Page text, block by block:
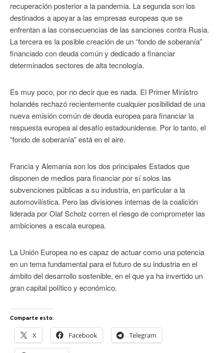
recuperación posterior a la pandemia. La segunda son los
destinados a apoyar a las empresas europeas que se
enfrentan a las consecuencias de las sanciones contra Rusia.
La tercera es la posible creación de un “fondo de soberanía”
financiado con deuda común y dedicado a financiar
determinados sectores de alta tecnología.
Es muy poco, por no decir que es nada. El Primer Ministro
holandés rechazó recientemente cualquier posibilidad de una
nueva emisión común de deuda europea para financiar la
respuesta europea al desafío estadounidense. Por lo tanto, el
“fondo de soberanía” está en el aire.
Francia y Alemania son los dos principales Estados que
disponen de medios para financiar por sí solos las
subvenciones públicas a su industria, en particular a la
automovilística. Pero las divisiones internas de la coalición
liderada por Olaf Scholz corren el riesgo de comprometer las
ambiciones a escala europea.
La Unión Europea no es capaz de actuar como una potencia
en un tema fundamental para el futuro de su industria en el
ámbito del desarrollo sostenible, en el que ya ha invertido un
gran capital político y económico.
Comparte esto:
X Facebook Telegram